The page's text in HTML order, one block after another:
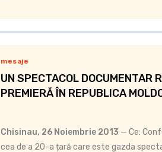
mesaje
UN SPECTACOL DOCUMENTAR
PREMIERĂ ÎN REPUBLICA
Chisinau, 26 Noiembrie 2013 — Ce:
cea de a 20-a țară care este gazda